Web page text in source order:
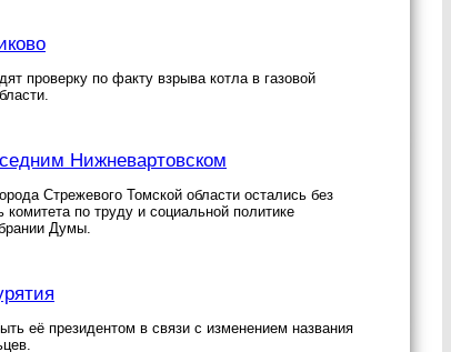
проверку по факту взрыва котла в газовой
Нижневартовском
Стрежевого Томской области остались без
по труду и социальной политике
Думы.
её президентом в связи с изменением названия